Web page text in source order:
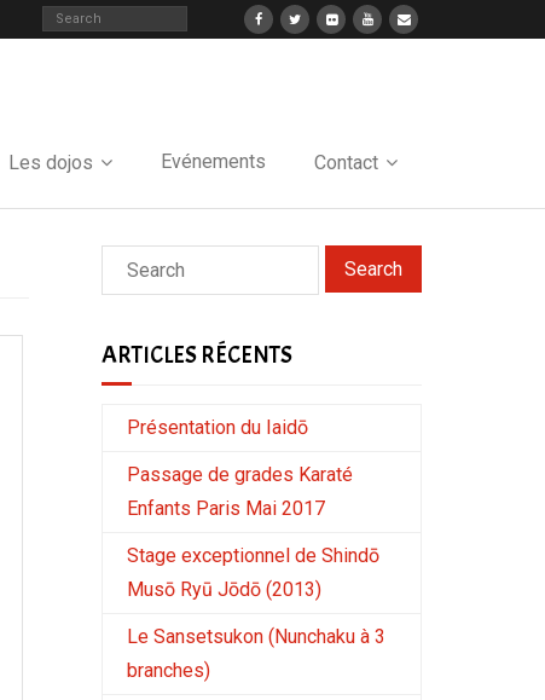
Les dojos Evénements Contact
ARTICLES RÉCENTS
Présentation du Iaidō
Passage de grades Karaté
Enfants Paris Mai 2017
Stage exceptionnel de Shindō
Musō Ryū Jōdō (2013)
Le Sansetsukon (Nunchaku à 3
branches)